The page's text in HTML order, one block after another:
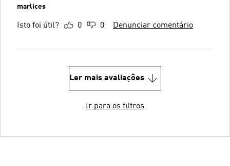
marlices
Isto foi útil? 0 0 Denunciar comentário
Ler mais avaliações
Ir para os filtros